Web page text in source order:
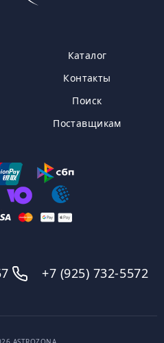
Каталог
Контакты
Поиск
Поставщикам
+7 (925) 732-5572